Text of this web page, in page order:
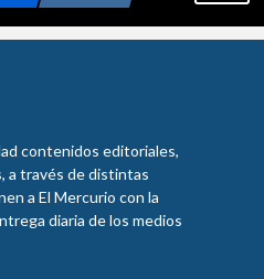
contenidos editoriales,
través de distintas
a El Mercurio con la
diaria de los medios